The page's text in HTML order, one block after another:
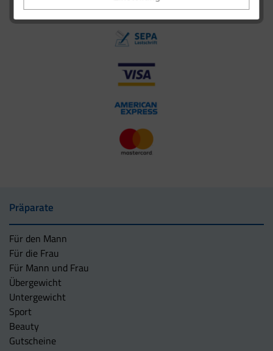
Präparate
Für den Mann
Für die Frau
Für Mann und Frau
Übergewicht
Untergewicht
Sport
Beauty
Gutscheine